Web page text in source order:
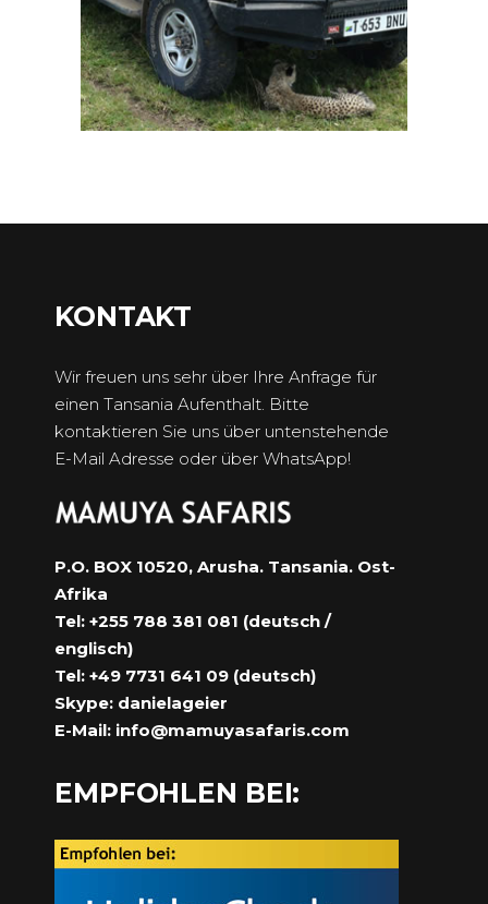
KONTAKT
Wir freuen uns sehr über Ihre Anfrage für
einen Tansania Aufenthalt. Bitte
kontaktieren Sie uns über untenstehende
E-Mail Adresse oder über WhatsApp!
P.O. BOX 10520, Arusha. Tansania. Ost-
Afrika
Tel: +255 788 381 081 (deutsch /
englisch)
Tel: +49 7731 641 09 (deutsch)
Skype: danielageier
E-Mail: info@mamuyasafaris.com
EMPFOHLEN BEI: